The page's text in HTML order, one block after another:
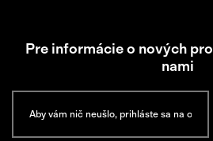
Pre informácie o nových
nami